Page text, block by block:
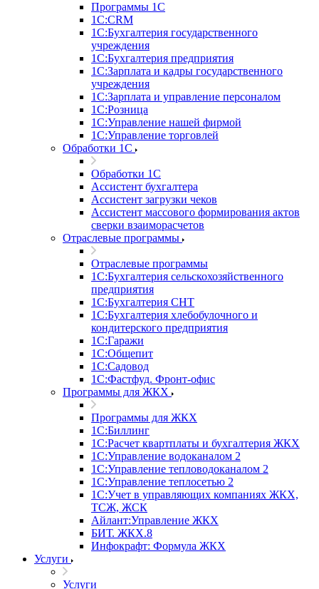
Программы 1С
1С:CRM
1С:Бухгалтерия государственного
учреждения
1С:Бухгалтерия предприятия
1С:Зарплата и кадры государственного
учреждения
1С:Зарплата и управление персоналом
1С:Розница
1С:Управление нашей фирмой
1С:Управление торговлей
Обработки 1С
Обработки 1С
Ассистент бухгалтера
Ассистент загрузки чеков
Ассистент массового формирования актов
сверки взаиморасчетов
Отраслевые программы
Отраслевые программы
1С:Бухгалтерия сельскохозяйственного
предприятия
1С:Бухгалтерия СНТ
1С:Бухгалтерия хлебобулочного и
кондитерского предприятия
1С:Гаражи
1С:Общепит
1С:Садовод
1С:Фастфуд. Фронт-офис
Программы для ЖКХ
Программы для ЖКХ
1С:Биллинг
1С:Расчет квартплаты и бухгалтерия ЖКХ
1С:Управление водоканалом 2
1С:Управление тепловодоканалом 2
1С:Управление теплосетью 2
1С:Учет в управляющих компаниях ЖКХ,
ТСЖ, ЖСК
Айлант:Управление ЖКХ
БИТ. ЖКХ.8
Инфокрафт: Формула ЖКХ
Услуги
Услуги